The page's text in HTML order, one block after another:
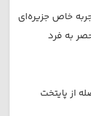
خاص جزیره‌ای
به فرد
از پایتخت